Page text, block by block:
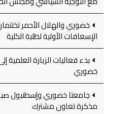
خضوري والهلال الأحمر
الإسعافات الأولية لطلبة الكلية
بدء فعاليات الزيارة العلمية
خضوري
جامعتا خضوري وإسطنبول
مذكرة تعاون مشترك